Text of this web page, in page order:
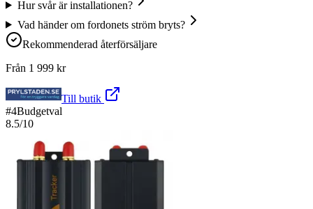
Hur svår är installationen?
Vad händer om fordonets ström bryts?
Rekommenderad återförsäljare
Från 1 999 kr
Till butik
#4Budgetval
8.5/10